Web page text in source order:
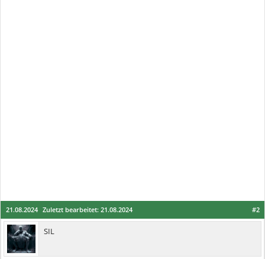
#2
21.08.2024 Zuletzt bearbeitet: 21.08.2024
SIL